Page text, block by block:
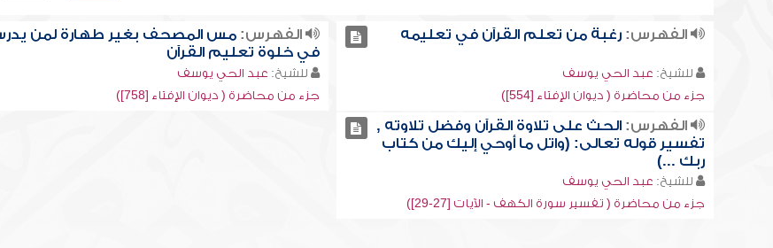
الفهرس:رغبة من تعلم القرآن في تعليمه
للشيخ: عبد الحي يوسف
جزء من محاضرة ( ديوان الإفتاء [554])
الفهرس: مس المصحف بغير طهارة لمن
في خلوة تعليم القرآن
للشيخ: عبد الحي يوسف
جزء من محاضرة ( ديوان الإفتاء [758])
الفهرس:الحث على تلاوة القرآن وفضل تلاوته ,
تفسير قوله تعالى: (واتل ما أوحي إليك من كتاب
ربك ...)
للشيخ: عبد الحي يوسف
جزء من محاضرة ( تفسير سورة الكهف - الآيات [27-29])